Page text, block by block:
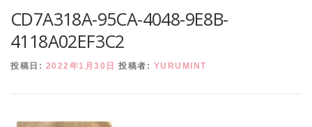
オンラインメニュー アクセス よくある質問
CD7A318A-95CA-4048-9E8B-
4118A02EF3C2
投稿日: 2022年1月30日 投稿者: YURUMINT